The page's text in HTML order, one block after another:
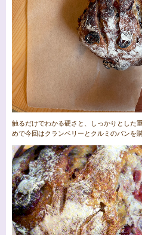
触るだけでわかる硬さと、しっかりとした
めで今回はクランベリーとクルミのパンを